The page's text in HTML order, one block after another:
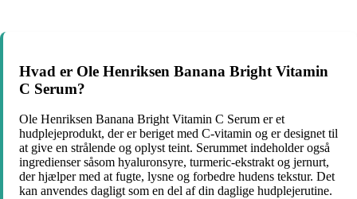
Hvad er Ole Henriksen Banana Bright Vitamin
C Serum?
Ole Henriksen Banana Bright Vitamin C Serum er et
hudplejeprodukt, der er beriget med C-vitamin og er designet til
at give en strålende og oplyst teint. Serummet indeholder også
ingredienser såsom hyaluronsyre, turmeric-ekstrakt og jernurt,
der hjælper med at fugte, lysne og forbedre hudens tekstur. Det
kan anvendes dagligt som en del af din daglige hudplejerutine.